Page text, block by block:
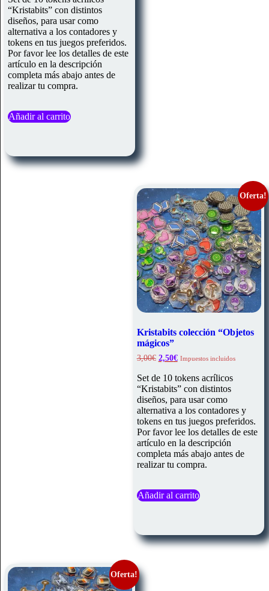
era:
3,00€.
es:
2,50€.
“Kristabits” con distintos
diseños, para usar como
alternativa a los contadores y
tokens en tus juegos preferidos.
Por favor lee los detalles de este
artículo en la descripción
completa más abajo antes de
realizar tu compra.
Añadir al carrito
Oferta!
Kristabits colección “Objetos
mágicos”
3,00€ El
original
era:
3,00€.
2,50€El
actual
es:
2,50€.
Impuestos incluidos
Set de 10 tokens acrílicos
“Kristabits” con distintos
diseños, para usar como
alternativa a los contadores y
tokens en tus juegos preferidos.
Por favor lee los detalles de este
artículo en la descripción
completa más abajo antes de
realizar tu compra.
Añadir al carrito
Oferta!